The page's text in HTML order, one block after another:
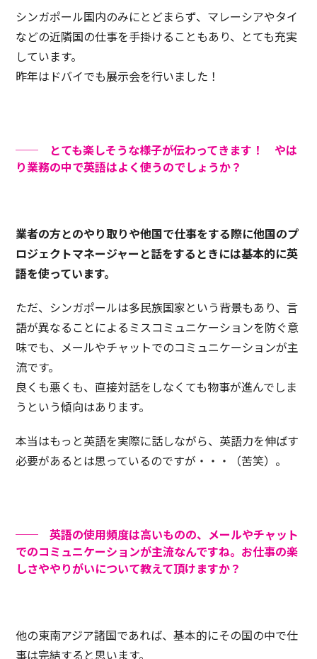
シンガポール国内のみにとどまらず、マレーシアやタイ
などの近隣国の仕事を手掛けることもあり、とても充実
しています。
昨年はドバイでも展示会を行いました！
── とても楽しそうな様子が伝わってきます！ やは
り業務の中で英語はよく使うのでしょうか？
業者の方とのやり取りや他国で仕事をする際に他国のプ
ロジェクトマネージャーと話をするときには基本的に英
語を使っています。
ただ、シンガポールは多民族国家という背景もあり、言
語が異なることによるミスコミュニケーションを防ぐ意
味でも、メールやチャットでのコミュニケーションが主
流です。
良くも悪くも、直接対話をしなくても物事が進んでしま
うという傾向はあります。
本当はもっと英語を実際に話しながら、英語力を伸ばす
必要があるとは思っているのですが・・・（苦笑）。
── 英語の使用頻度は高いものの、メールやチャット
でのコミュニケーションが主流なんですね。お仕事の楽
しさややりがいについて教えて頂けますか？
他の東南アジア諸国であれば、基本的にその国の中で仕
事は完結すると思います。